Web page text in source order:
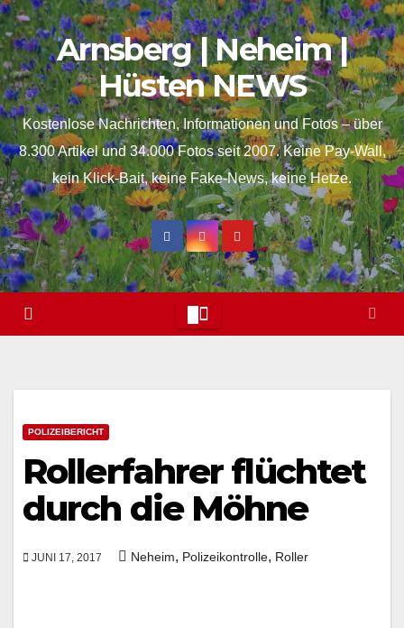
springen
Skip
to
content
Arnsberg | Neheim |
Hüsten NEWS
Kostenlose Nachrichten, Informationen und Fotos – über
8.300 Artikel und 34.000 Fotos seit 2007. Keine Pay-Wall,
kein Klick-Bait, keine Fake-News, keine Hetze.
POLIZEIBERICHT
Rollerfahrer flüchtet
durch die Möhne
JUNI 17, 2017 Neheim, Polizeikontrolle, Roller